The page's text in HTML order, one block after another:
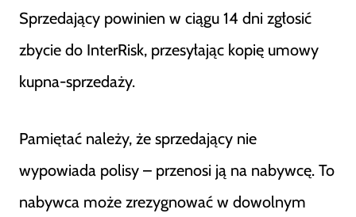
Sprzedający powinien w ciągu 14 dni zgłosić
zbycie do InterRisk, przesyłając kopię umowy
kupna-sprzedaży.
Pamiętać należy, że sprzedający nie
wypowiada polisy – przenosi ją na nabywcę. To
nabywca może zrezygnować w dowolnym